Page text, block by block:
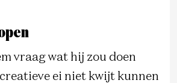
vraag wat hij zou doen
ei niet kwijt kunnen